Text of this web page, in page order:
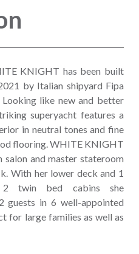
KNIGHT has been built
by Italian shipyard Fipa
like new and better
superyacht features a
in neutral tones and fine
flooring. WHITE KNIGHT
salon and master stateroom
With her lower deck and 1
twin bed cabins she
guests in 6 well-appointed
for large families as well as